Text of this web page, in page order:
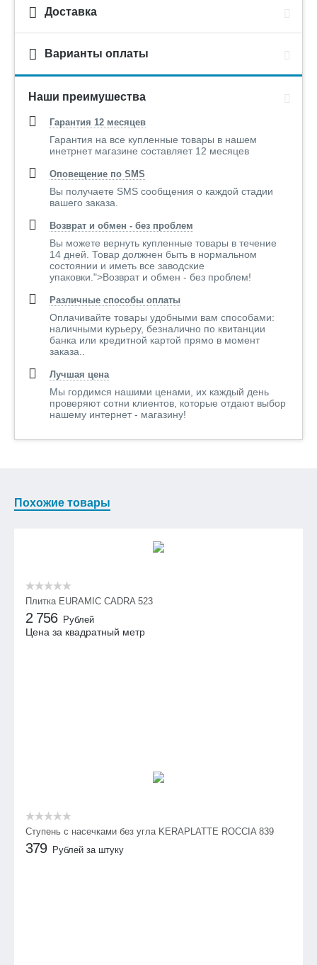
Доставка
Варианты оплаты
Наши преимушества
Гарантия 12 месяцев
Гарантия на все купленные товары в нашем
инетрнет магазине составляет 12 месяцев
Оповещение по SMS
Вы получаете SMS сообщения о каждой стадии
вашего заказа.
Возврат и обмен - без проблем
Вы можете вернуть купленные товары в течение
14 дней. Товар должнен быть в нормальном
состоянии и иметь все заводские
упаковки.">Возврат и обмен - без проблем!
Различные способы оплаты
Оплачивайте товары удобными вам способами:
наличными курьеру, безналично по квитанции
банка или кредитной картой прямо в момент
заказа..
Лучшая цена
Мы гордимся нашими ценами, их каждый день
проверяют сотни клиентов, которые отдают выбор
нашему интернет - магазину!
Похожие товары
Плитка EURAMIC CADRA 523
2 756 Рублей
Цена за квадратный метр
Ступень с насечками без угла KERAPLATTE ROCCIA 839
379 Рублей за штуку